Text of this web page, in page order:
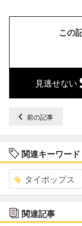
この
見逃せない
前の記事
関連キーワード
タイポップス
関連記事